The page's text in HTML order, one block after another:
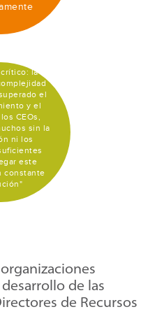
la
el
y el
CEOs,
sin la
ni los
este
constante
de las
de Recursos